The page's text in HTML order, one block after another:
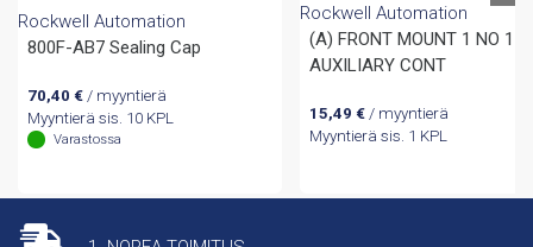
Rockwell Automation
800F-AB7 Sealing Cap
70,40 €/ myyntierä
Myyntierä sis. 10 KPL
Varastossa
Rockwell Automation
(A) FRONT MOUNT 1 NO 1
AUXILIARY CONT
15,49 € / myyntierä
Myyntierä sis. 1 KPL